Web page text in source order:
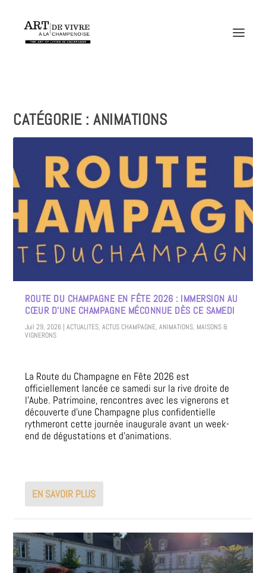
CATÉGORIE :ANIMATIONS
ROUTE DU CHAMPAGNE EN FÊTE 2026 : IMMERSION AU
CŒUR D’UNE CHAMPAGNE MÉCONNUE DÈS CE SAMEDI
Juil 29, 2026 |ACTUALITES,ACTUS CHAMPAGNE,ANIMATIONS, MAISONS &
VIGNERONS
La Route du Champagne en Fête 2026 est
officiellement lancée ce samedi sur la rive droite de
l’Aube. Patrimoine, rencontres avec les vignerons et
découverte d’une Champagne plus confidentielle
rythmeront cette journée inaugurale avant un week-
end de dégustations et d’animations.
EN SAVOIR PLUS